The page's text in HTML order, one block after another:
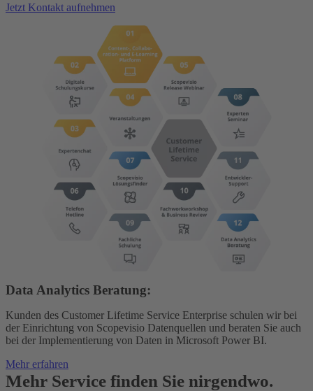
Jetzt Kontakt aufnehmen
Data Analytics Beratung:
Kunden des Customer Lifetime Service Enterprise schulen wir bei
der Einrichtung von Scopevisio Datenquellen und beraten Sie auch
bei der Implementierung von Daten in Microsoft Power BI.
Mehr erfahren
Mehr Service finden Sie nirgendwo.